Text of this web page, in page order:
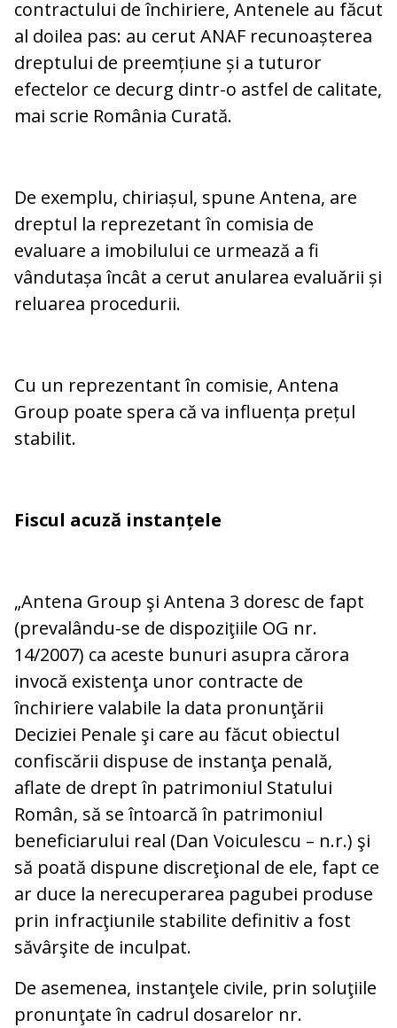
contractului de închiriere, Antenele au făcut
al doilea pas: au cerut ANAF recunoașterea
dreptului de preemțiune și a tuturor
efectelor ce decurg dintr-o astfel de calitate,
mai scrie România Curată.
De exemplu, chiriașul, spune Antena, are
dreptul la reprezetant în comisia de
evaluare a imobilului ce urmează a fi
vândutașa încât a cerut anularea evaluării și
reluarea procedurii.
Cu un reprezentant în comisie, Antena
Group poate spera că va influența prețul
stabilit.
Fiscul acuză instanțele
„Antena Group şi Antena 3 doresc de fapt
(prevalându-se de dispoziţiile OG nr.
14/2007) ca aceste bunuri asupra cărora
invocă existenţa unor contracte de
închiriere valabile la data pronunţării
Deciziei Penale şi care au făcut obiectul
confiscării dispuse de instanţa penală,
aflate de drept în patrimoniul Statului
Român, să se întoarcă în patrimoniul
beneficiarului real (Dan Voiculescu – n.r.) şi
să poată dispune discreţional de ele, fapt ce
ar duce la nerecuperarea pagubei produse
prin infracţiunile stabilite definitiv a fost
săvârşite de inculpat.
De asemenea, instanţele civile, prin soluţiile
pronunţate în cadrul dosarelor nr.